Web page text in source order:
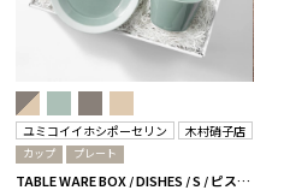
ユミコイイホシポーセリン 木村硝子店
カップ プレート
TABLE WARE BOX / DISHES / S / ピスタチオグリーン［イイホシユミコ×木村硝子店］